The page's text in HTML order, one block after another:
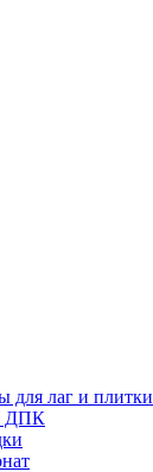
для лаг и плитки
ДПК